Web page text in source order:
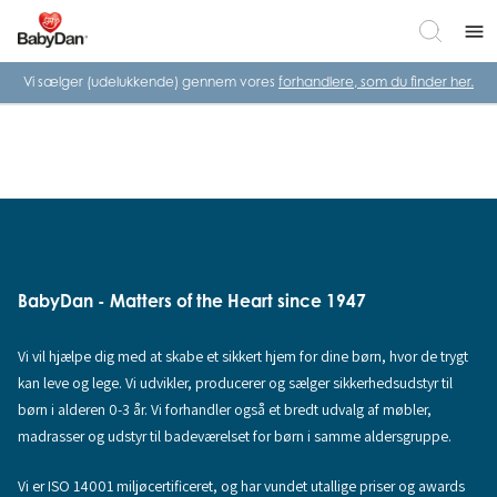
menu
Vi sælger (udelukkende) gennem vores forhandlere, som du finder her.
BabyDan - Matters of the Heart since 1947
Vi vil hjælpe dig med at skabe et sikkert hjem for dine børn, hvor de trygt
kan leve og lege. Vi udvikler, producerer og sælger sikkerhedsudstyr til
børn i alderen 0-3 år. Vi forhandler også et bredt udvalg af møbler,
madrasser og udstyr til badeværelset for børn i samme aldersgruppe.
Vi er ISO 14001 miljøcertificeret, og har vundet utallige priser og awards